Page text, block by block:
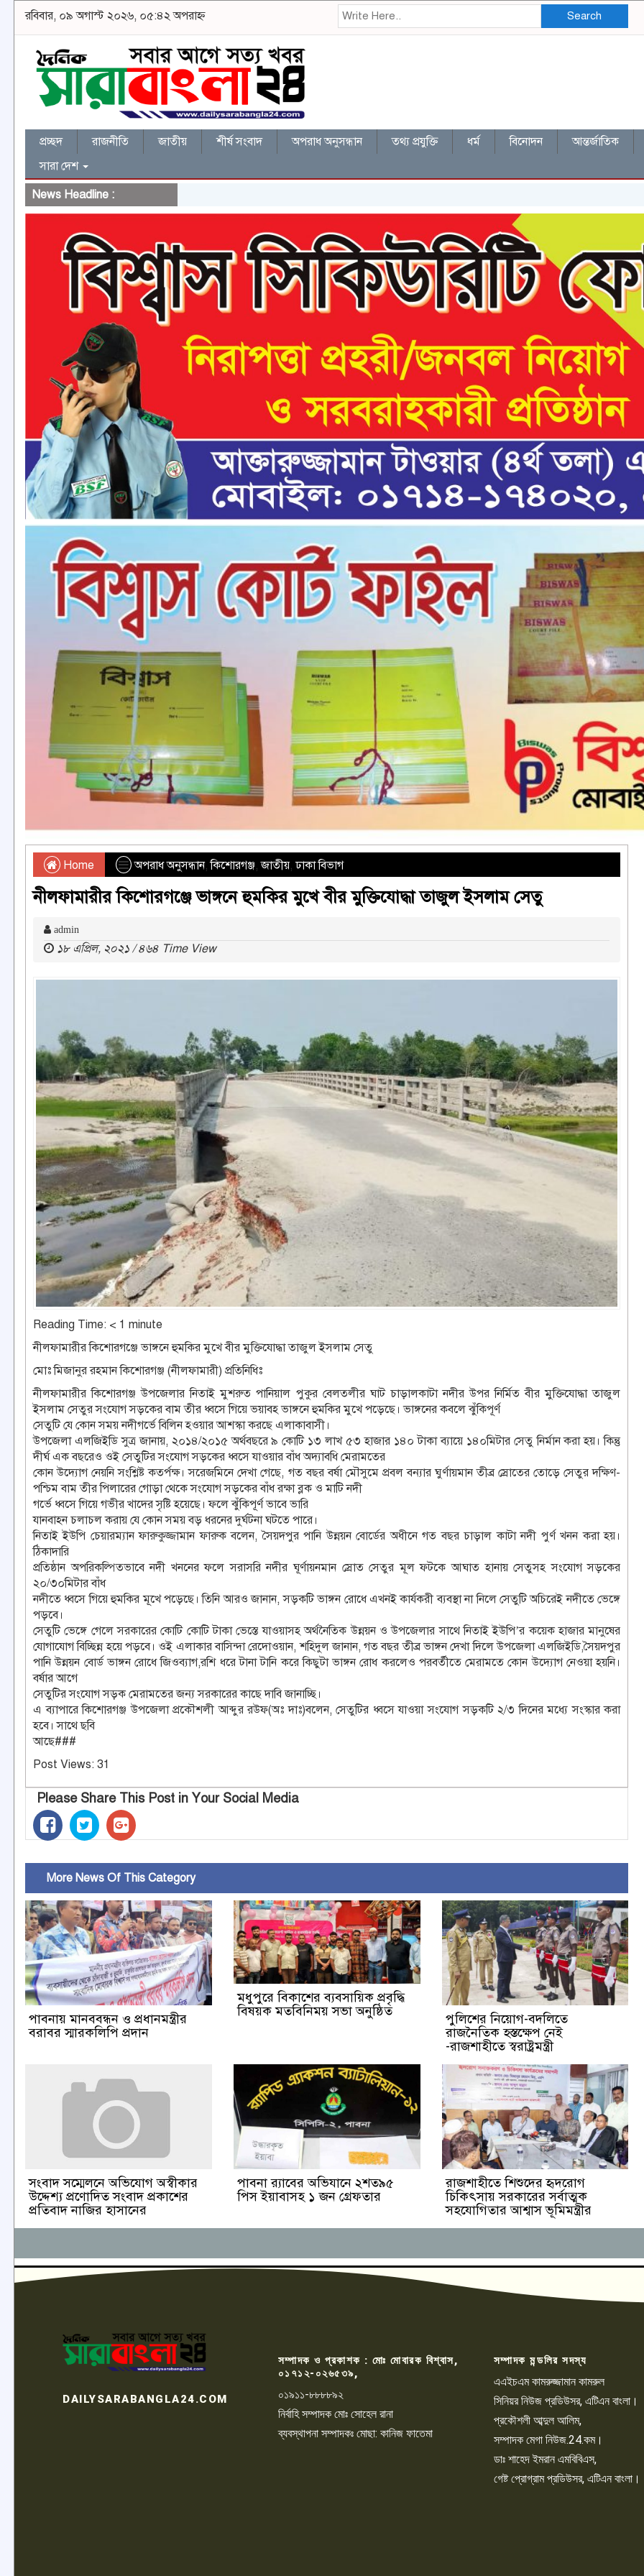
রবিবার, ০৯ অগাস্ট ২০২৬, ০৫:৪২ অপরাহ্ন Search
প্রচ্ছদ রাজনীতি জাতীয় শীর্ষ সংবাদ অপরাধ অনুসন্ধান তথ্য প্রযুক্তি ধর্ম বিনোদন আন্তর্জাতিক
সারা দেশ
News Headline :
Home অপরাধ অনুসন্ধান,কিশোরগঞ্জ,জাতীয়,ঢাকা বিভাগ
নীলফামারীর কিশোরগঞ্জে ভাঙ্গনে হুমকির মুখে বীর মুক্তিযোদ্ধা তাজুল ইসলাম সেতু
admin
১৮ এপ্রিল, ২০২১ / ৪৬৪ Time View
Reading Time: < 1 minute
নীলফামারীর কিশোরগঞ্জে ভাঙ্গনে হুমকির মুখে বীর মুক্তিযোদ্ধা তাজুল ইসলাম সেতু
মোঃ মিজানুর রহমান কিশোরগঞ্জ (নীলফামারী) প্রতিনিধিঃ
নীলফামারীর কিশোরগঞ্জ উপজেলার নিতাই মুশরুত পানিয়াল পুকুর বেলতলীর ঘাট চাড়ালকাটা নদীর উপর নির্মিত বীর মুক্তিযোদ্ধা তাজুল
ইসলাম সেতুর সংযোগ সড়কের বাম তীর ধ্বসে গিয়ে ভয়াবহ ভাঙ্গনে হুমকির মুখে পড়েছে। ভাঙ্গনের কবলে ঝুঁকিপূর্ণ
সেতুটি যে কোন সময় নদীগর্ভে বিলিন হওয়ার আশস্কা করছে এলাকাবাসী।
উপজেলা এলজিইডি সুত্র জানায়, ২০১৪/২০১৫ অর্থবছরে ৯ কোটি ১৩ লাখ ৫৩ হাজার ১৪০ টাকা ব্যায়ে ১৪০মিটার সেতু নির্মান করা হয়। কিন্তু
দীর্ঘ এক বছরেও ওই সেতুটির সংযোগ সড়কের ধ্বসে যাওয়ার বাঁধ অদ্যাবধি মেরামতের
কোন উদ্যোগ নেয়নি সংশ্লিষ্ট কতর্পক্ষ। সরেজমিনে দেখা গেছে, গত বছর বর্ষা মৌসুমে প্রবল বন্যার ঘুর্ণায়মান তীব্র স্রোতের তোড়ে সেতুর দক্ষিণ-
পশ্চিম বাম তীর পিলারের গোড়া থেকে সংযোগ সড়কের বাঁধ রক্ষা ব্লক ও মাটি নদী
গর্ভে ধ্বসে গিয়ে গভীর খাদের সৃষ্টি হয়েছে। ফলে ঝুঁকিপূর্ণ ভাবে ভারি
যানবাহন চলাচল করায় যে কোন সময় বড় ধরনের দুর্ঘটনা ঘটতে পারে।
নিতাই ইউপি চেয়ারম্যান ফারুকুজ্জামান ফারুক বলেন, সৈয়দপুর পানি উন্নয়ন বোর্ডের অধীনে গত বছর চাড়াল কাটা নদী পুর্ণ খনন করা হয়।
ঠিকাদারি
প্রতিষ্ঠান অপরিকল্পিতভাবে নদী খননের ফলে সরাসরি নদীর ঘূর্ণায়নমান স্রোত সেতুর মূল ফটকে আঘাত হানায় সেতুসহ সংযোগ সড়কের
২০/৩০মিটার বাঁধ
নদীতে ধ্বসে গিয়ে হুমকির মূখে পড়েছে। তিনি আরও জানান, সড়কটি ভাঙ্গন রোধে এখনই কার্যকরী ব্যবস্থা না নিলে সেতুটি অচিরেই নদীতে ভেঙ্গে
পড়বে।
সেতুটি ভেঙ্গে গেলে সরকারের কোটি কোটি টাকা ভেস্তে যাওয়াসহ অর্থনৈতিক উন্নয়ন ও উপজেলার সাথে নিতাই ইউপি’র কয়েক হাজার মানুষের
যোগাযোগ বিচ্ছিন্ন হয়ে পড়বে। ওই এলাকার বাসিন্দা রেদোওয়ান, শহিদুল জানান, গত বছর তীব্র ভাঙ্গন দেখা দিলে উপজেলা এলজিইডি,সৈয়দপুর
পানি উন্নয়ন বোর্ড ভাঙ্গন রোধে জিওব্যাগ,রশি ধরে টানা টানি করে কিছুটা ভাঙ্গন রোধ করলেও পরবর্তীতে মেরামতে কোন উদ্যোগ নেওয়া হয়নি।
বর্ষার আগে
সেতুটির সংযোগ সড়ক মেরামতের জন্য সরকারের কাছে দাবি জানাচ্ছি।
এ ব্যাপারে কিশোরগঞ্জ উপজেলা প্রকৌশলী আব্দুর রউফ(অঃ দাঃ)বলেন, সেতুটির ধ্বসে যাওয়া সংযোগ সড়কটি ২/৩ দিনের মধ্যে সংস্কার করা
হবে। সাথে ছবি
আছে###
Post Views: 31
Please Share This Post in Your Social Media
More News Of This Category
পাবনায় মানববন্ধন ও প্রধানমন্ত্রীর
বরাবর স্মারকলিপি প্রদান
মধুপুরে বিকাশের ব্যবসায়িক প্রবৃদ্ধি
বিষয়ক মতবিনিময় সভা অনুষ্ঠিত
পুলিশের নিয়োগ-বদলিতে
রাজনৈতিক হস্তক্ষেপ নেই
-রাজশাহীতে স্বরাষ্ট্রমন্ত্রী
সংবাদ সম্মেলনে অভিযোগ অস্বীকার
উদ্দেশ্য প্রণোদিত সংবাদ প্রকাশের
প্রতিবাদ নাজির হাসানের
পাবনা র‌্যাবের অভিযানে ২শত৯৫
পিস ইয়াবাসহ ১ জন গ্রেফতার
রাজশাহীতে শিশুদের হৃদরোগ
চিকিৎসায় সরকারের সর্বাত্মক
সহযোগিতার আশ্বাস ভূমিমন্ত্রীর
DAILYSARABANGLA24.COM
সম্পাদক ও প্রকাশক : মোঃ মোবারক বিশ্বাস,
০১৭১২-০২৬৫৩৯,
০১৯১১-৮৮৮৮৯২
নির্বাহি সম্পাদক মোঃ সোহেল রানা
ব্যবস্থাপনা সম্পাদকঃ মোছা: কানিজ ফাতেমা
সম্পাদক মন্ডলির সদস্য
এএইচএম কামরুজ্জামান কামরুল
সিনিয়র নিউজ প্রডিউসর, এটিএন বাংলা।
প্রকৌশলী আব্দুল আলিম,
সম্পাদক মেগা নিউজ.24.কম।
ডাঃ শাহেদ ইমরান এমবিবিএস,
গেষ্ট প্রোগ্রাম প্রডিউসর, এটিএন বাংলা।